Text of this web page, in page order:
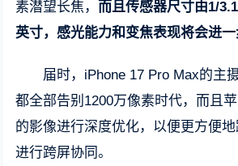
素潜望长焦， 而且传感器尺寸由1/
英寸，感光能力和变焦表现将会进一
届时，iPhone 17 Pro Max的主
都全部告别1200万像素时代，而且
的影像进行深度优化，以便更方便
进行跨屏协同。